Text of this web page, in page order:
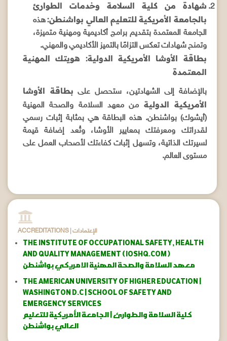
شهادة من كلية السلامة وخدمات الطوارئ
بالجامعة الأمريكية للتعليم العالي بواشنطن:هذه
الجامعة المعتمدة بتقديم برامج أكاديمية ومهنية متميزة،
وتمنح شهادات تعكس التزامًا بالتميز الأكاديمي والمهني.
بطاقة الأوشا الأمريكية الدولية: هويتك المهنية
المعتمدة
بالإضافة إلى الشهادتين، ستحصل على بطاقة الأوشا
الأمريكية الدولية من معهد السلامة والصحة المهنية
(أيشوك) بواشنطن. هذه البطاقة هي بمثابة إثبات رسمي
لقدراتك ومعرفتك بمعايير الأوشا، وتُعد إضافة قيمة
لسيرتك الذاتية، وتسهل إثبات كفاءتك لأصحاب العمل على
مستوى العالم.
ACCREDITATIONS | الإعتمادات
THE INSTITUTE OF OCCUPATIONAL SAFETY, HEALTH
AND QUALITY MANAGEMENT ( IOSHQ.COM )
معهد السلامة والصحة المهنية الامريكي بواشنطن
THE AMERICAN UNIVERSITY OF HIGHER EDUCATION |
WASHINGTON D.C | SCHOOL OF SAFETY AND
EMERGENCY SERVICES
كلية السلامة والطوارئ | الجامعة الأمريكية للتعليم
العالي بواشنطن